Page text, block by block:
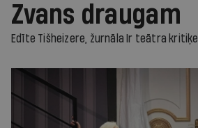
Zvans draugam
Edīte Tišheizere, žurnāla Ir teātra kritiķe